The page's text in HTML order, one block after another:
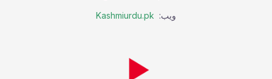
ویب: Kashmiurdu.pk